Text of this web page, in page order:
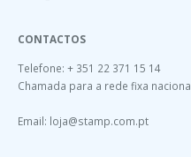
CONTACTOS
Telefone: + 351 22 371 15 14
Chamada para a rede fixa
Email: loja@stamp.com.pt